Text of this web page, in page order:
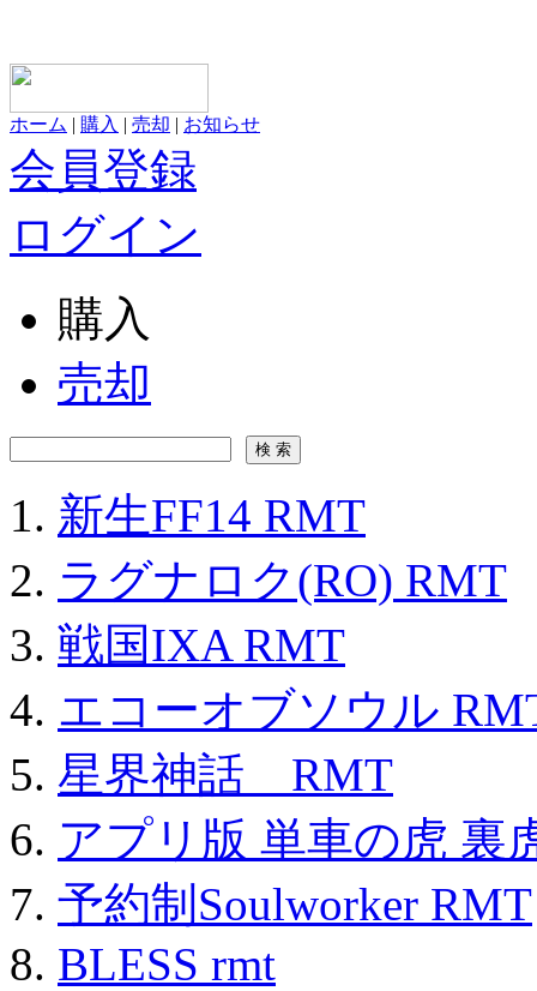
ホーム | 購入 | 売却 | お知らせ
会員登録
ログイン
購入
売却
新生FF14 RMT
ラグナロク(RO) RMT
戦国IXA RMT
エコーオブソウル
星界神話 RMT
アプリ版 単車の虎 裏
予約制Soulworker RMT
BLESS rmt